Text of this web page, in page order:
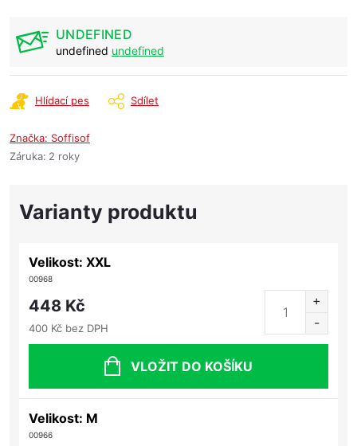
UNDEFINED
undefined undefined
Hlídací pes Sdílet
Značka: Soffisof
Záruka: 2 roky
Velikost: XXL
00968
448 Kč
400 Kč bez DPH
VLOŽIT DO KOŠÍKU
Velikost: M
00966